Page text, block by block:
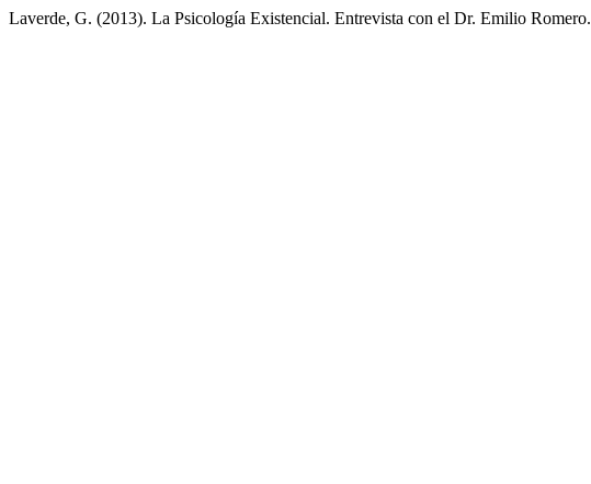
Laverde, G. (2013). La Psicología Existencial. Entrevista con el Dr. Emilio Romero.